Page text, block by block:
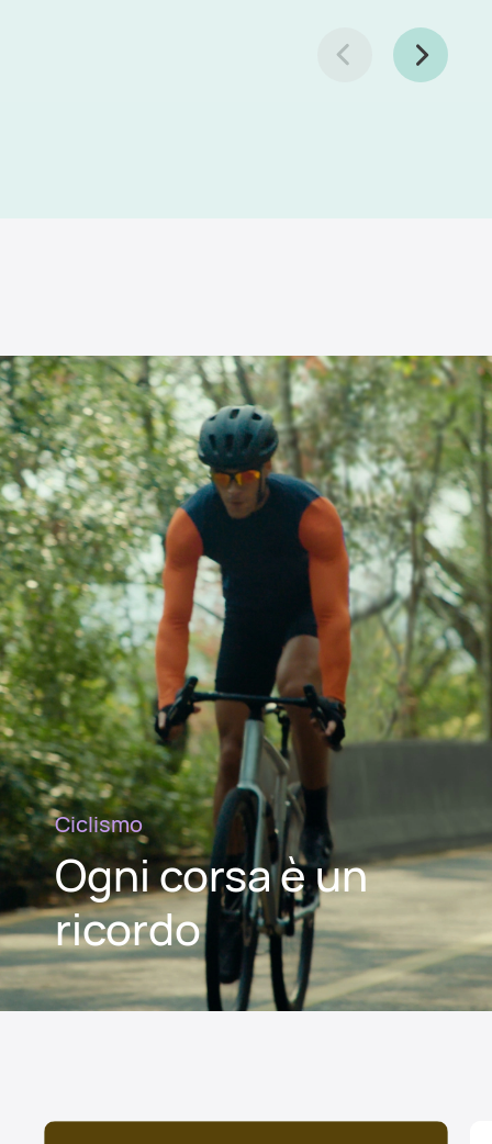
Ciclismo
Ogni corsa è un
ricordo